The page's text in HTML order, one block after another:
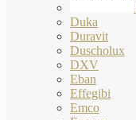
Duka
Duravit
Duscholux
DXV
Eban
Effegibi
Emco